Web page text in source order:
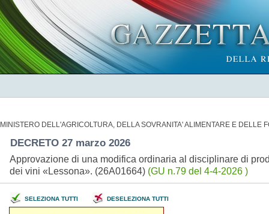
MINISTERO DELL'AGRICOLTURA, DELLA SOVRANITA' ALIMENTARE E DELLE
DECRETO 27 marzo 2026
Approvazione di una modifica ordinaria al disciplinare di
dei vini «Lessona». (26A01664) (GU n.79 del 4-4-2026 )
SELEZIONA TUTTI DESELEZIONA TUTTI